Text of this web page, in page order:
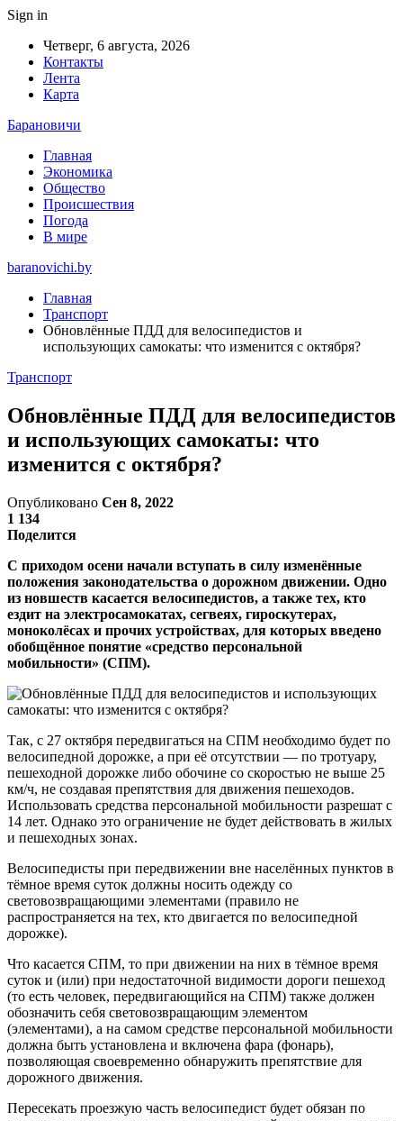
Sign in
Четверг, 6 августа, 2026
Контакты
Лента
Карта
Барановичи
Главная
Экономика
Общество
Происшествия
Погода
В мире
baranovichi.by
Главная
Транспорт
Обновлённые ПДД для велосипедистов и
использующих самокаты: что изменится с октября?
Транспорт
Обновлённые ПДД для велосипедистов
и использующих самокаты: что
изменится с октября?
Опубликовано Сен 8, 2022
1 134
Поделится
С приходом осени начали вступать в силу изменённые
положения законодательства о дорожном движении. Одно
из новшеств касается велосипедистов, а также тех, кто
ездит на электросамокатах, сегвеях, гироскутерах,
моноколёсах и прочих устройствах, для которых введено
обобщённое понятие «средство персональной
мобильности» (СПМ).
Так, с 27 октября передвигаться на СПМ необходимо будет по
велосипедной дорожке, а при её отсутствии — по тротуару,
пешеходной дорожке либо обочине со скоростью не выше 25
км/ч, не создавая препятствия для движения пешеходов.
Использовать средства персональной мобильности разрешат с
14 лет. Однако это ограничение не будет действовать в жилых
и пешеходных зонах.
Велосипедисты при передвижении вне населённых пунктов в
тёмное время суток должны носить одежду со
световозвращающими элементами (правило не
распространяется на тех, кто двигается по велосипедной
дорожке).
Что касается СПМ, то при движении на них в тёмное время
суток и (или) при недостаточной видимости дороги пешеход
(то есть человек, передвигающийся на СПМ) также должен
обозначить себя световозвращающим элементом
(элементами), а на самом средстве персональной мобильности
должна быть установлена и включена фара (фонарь),
позволяющая своевременно обнаружить препятствие для
дорожного движения.
Пересекать проезжую часть велосипедист будет обязан по